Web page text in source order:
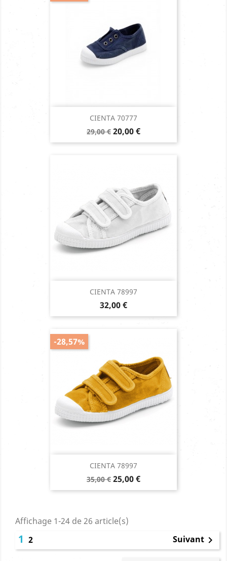
CIENTA 70777
Prix
de
29,00 € Prix
20,00 €
CIENTA 78997
Prix
32,00 €
CIENTA 78997
Prix
de
35,00 € Prix
25,00 €
-28,57%
Affichage 1-24 de 26 article(s)
1 2 Suivant 